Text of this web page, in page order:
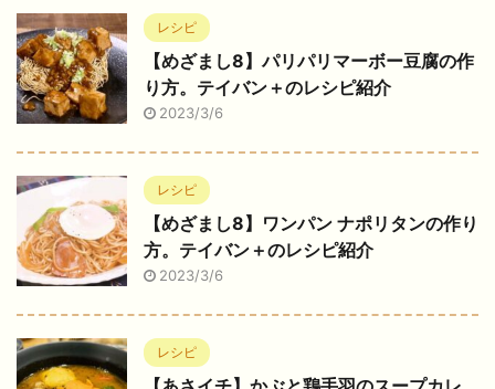
レシピ
【めざまし8】パリパリマーボー豆腐の作
り方。テイバン＋のレシピ紹介
2023/3/6
レシピ
【めざまし8】ワンパン ナポリタンの作り
方。テイバン＋のレシピ紹介
2023/3/6
レシピ